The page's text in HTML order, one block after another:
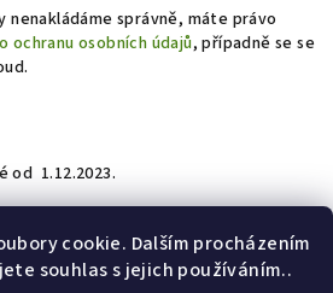
cookie. Dalším procházením
souhlas s jejich používáním..
nenakládáme správně, máte právo
ochranu osobních údajů, případně se se
od 1.12.2023.
. Všechna práva vyhrazena.